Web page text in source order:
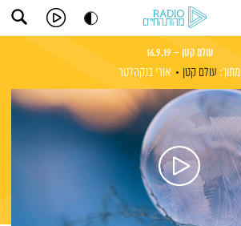
עולם קטן – 16.9.19
מתוך: עולם קטן אורי בנקהלטר